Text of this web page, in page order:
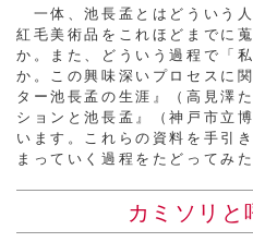
一体、池長孟とはどういう
紅毛美術品をこれほどまでに
か。また、どういう過程で「
か。この興味深いプロセスに
ター池長孟の生涯』（高見澤
ションと池長孟』（神戸市立
います。これらの資料を手引
まっていく過程をたどってみ
カミソリと